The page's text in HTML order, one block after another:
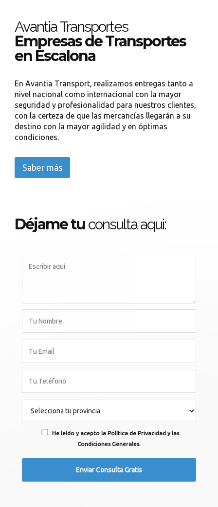
Avantia Transportes
Empresas de Transportes
en Escalona
En Avantia Transport, realizamos entregas tanto a
nivel nacional como internacional con la mayor
seguridad y profesionalidad para nuestros clientes,
con la certeza de que las mercancías llegarán a su
destino con la mayor agilidad y en óptimas
condiciones.
Saber más
Déjame tu consulta aqui:
He leído y acepto la Política de Privacidad y las
Condiciones Generales.